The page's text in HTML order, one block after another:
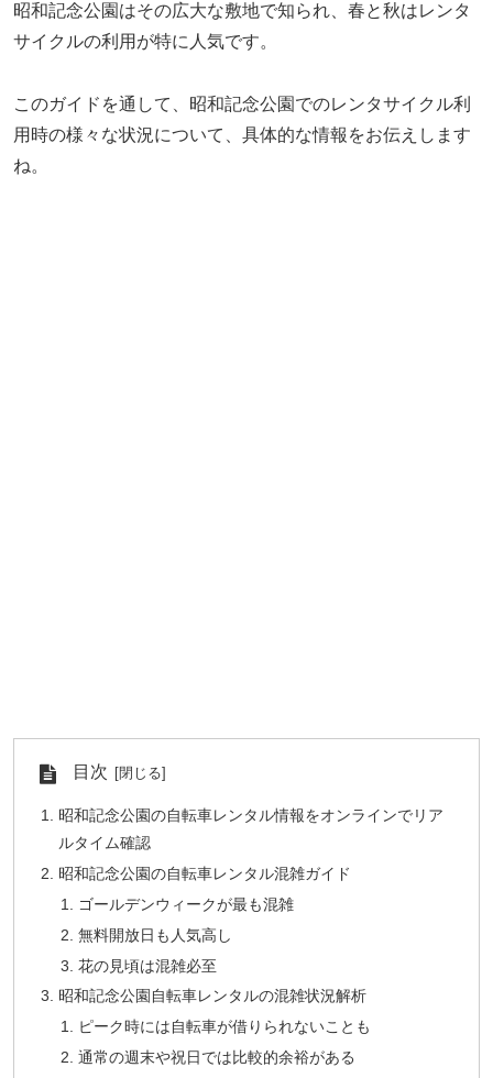
昭和記念公園はその広大な敷地で知られ、春と秋はレンタ
サイクルの利用が特に人気です。
このガイドを通して、昭和記念公園でのレンタサイクル利
用時の様々な状況について、具体的な情報をお伝えします
ね。
目次
昭和記念公園の自転車レンタル情報をオンラインでリア
ルタイム確認
昭和記念公園の自転車レンタル混雑ガイド
ゴールデンウィークが最も混雑
無料開放日も人気高し
花の見頃は混雑必至
昭和記念公園自転車レンタルの混雑状況解析
ピーク時には自転車が借りられないことも
通常の週末や祝日では比較的余裕がある